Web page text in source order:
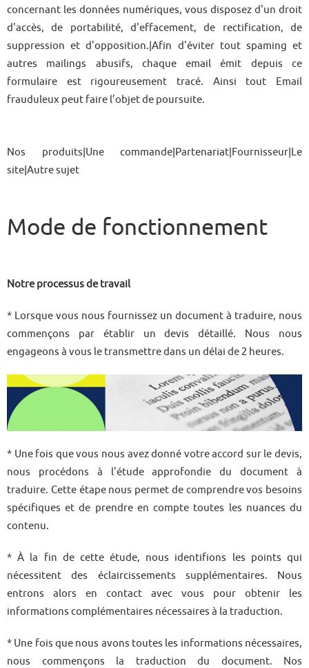
concernant les données numériques, vous disposez d'un droit
d'accès, de portabilité, d'effacement, de rectification, de
suppression et d'opposition.|Afin d'éviter tout spaming et
autres mailings abusifs, chaque email émit depuis ce
formulaire est rigoureusement tracé. Ainsi tout Email
frauduleux peut faire l’objet de poursuite.
Nos produits|Une commande|Partenariat|Fournisseur|Le
site|Autre sujet
Mode de fonctionnement
Notre processus de travail
* Lorsque vous nous fournissez un document à traduire, nous
commençons par établir un devis détaillé. Nous nous
engageons à vous le transmettre dans un délai de 2 heures.
* Une fois que vous nous avez donné votre accord sur le devis,
nous procédons à l'étude approfondie du document à
traduire. Cette étape nous permet de comprendre vos besoins
spécifiques et de prendre en compte toutes les nuances du
contenu.
* À la fin de cette étude, nous identifions les points qui
nécessitent des éclaircissements supplémentaires. Nous
entrons alors en contact avec vous pour obtenir les
informations complémentaires nécessaires à la traduction.
* Une fois que nous avons toutes les informations nécessaires,
nous commençons la traduction du document. Nos